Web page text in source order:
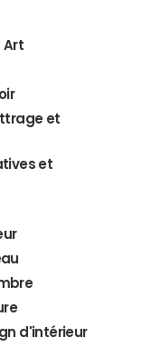
Art
et
et
d'intérieur